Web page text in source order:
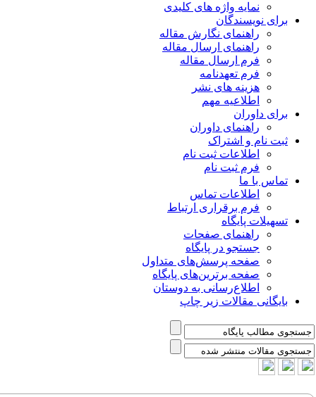
نمایه واژه های کلیدی
برای نویسندگان
راهنمای نگارش مقاله
راهنمای ارسال مقاله
فرم ارسال مقاله
فرم تعهدنامه
هزینه های نشر
اطلاعیه مهم
برای داوران
راهنمای داوران
ثبت نام و اشتراک
اطلاعات ثبت نام
فرم ثبت نام
تماس با ما
اطلاعات تماس
فرم برقراری ارتباط
تسهیلات پایگاه
راهنمای صفحات
جستجو در پایگاه
صفحه پرسش‌های متداول
صفحه برترین‌های پایگاه
اطلاع‌رسانی به دوستان
بایگانی مقالات زیر چاپ